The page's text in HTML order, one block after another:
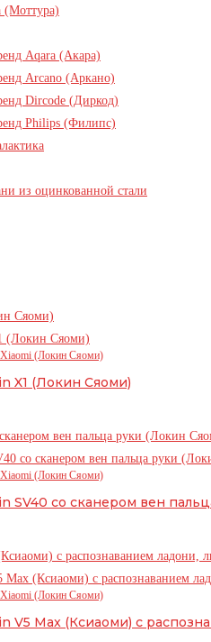
(Моттура)
Aqara (Акара)
Arcano (Аркано)
Dircode (Диркод)
Philips (Филипс)
из оцинкованной стали
(Локин Сяоми)
X1 (Локин Сяоми)
(Локин Сяоми)
SV40 со сканером вен
(Локин Сяоми)
V5 Max (Ксиаоми) с